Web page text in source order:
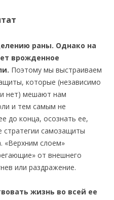
раны. Однако на
врожденное
Поэтому мы выстраиваем
которые (независимо
нет) мешают нам
и тем самым не
до конца, осознать ее,
стратегии самозащиты
«Верхним слоем»
от внешнего
или раздражение.
жизнь во всей ее